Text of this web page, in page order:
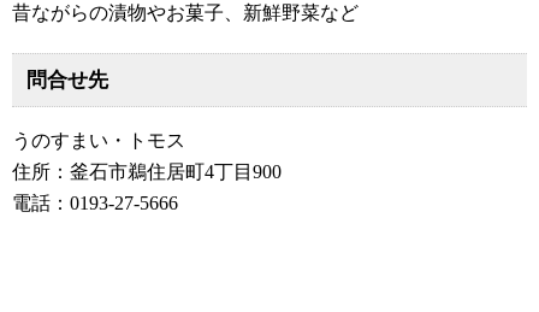
昔ながらの漬物やお菓子、新鮮野菜など
問合せ先
うのすまい・トモス
住所：釜石市鵜住居町4丁目900
電話：0193-27-5666